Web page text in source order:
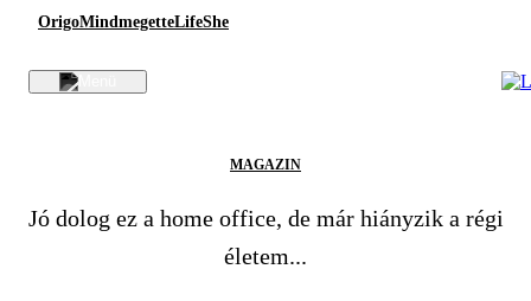
OrigoMindmegetteLifeShe
MAGAZIN
Jó dolog ez a home office, de már hiányzik a régi
életem...